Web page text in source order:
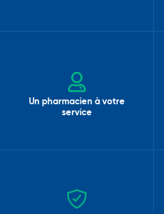
Un pharmacien à votre
service